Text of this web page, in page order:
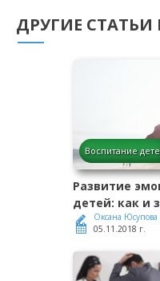
ДРУГИЕ СТАТЬИ
Воспитание
Развитие
детей: как и
Оксана Юсупова
05.11.2018 г.